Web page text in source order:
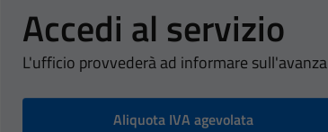
Accedi al servizio
L'ufficio provvederà ad informare
Aliquota IVA agevolata